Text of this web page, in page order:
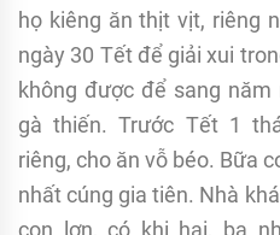
họ kiêng ăn thịt vịt, riêng
ngày 30 Tết để giải xui
không được để sang
gà thiến. Trước Tết 1
riêng, cho ăn vỗ béo. Bữa
nhất cúng gia tiên. Nhà
con lợn, có khi hai, ba